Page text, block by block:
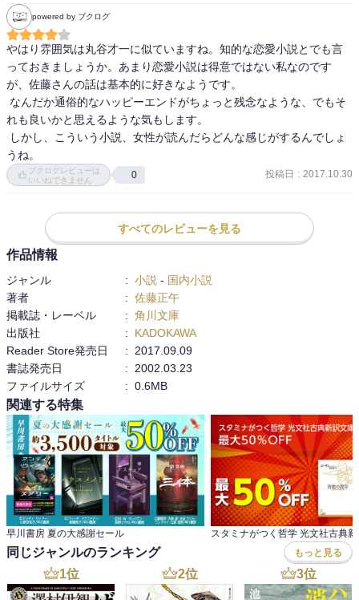
る。この「教授」なる人物は定職につかず、夜な夜な飲み歩いてい
る。「教授」と呼ばれているが、実際は教授ではなく、松井英彦が
一方的に慕っていて「教授」と呼んでいるのである。この主人公・
松井英彦と「教授」の一方的な師弟関係は夏目漱石の『こころ』の
「私」と「先生」の関係を彷彿とさせる。
powered by ブクログ
やはり雰囲気は丸谷才一に似ていますね。知的な恋愛小説とでも言
っておきましょうか。あまり恋愛小説は得意ではない私なのです
が、佐藤さんの話は基本的に好きなようです。
れも良いかと思えるような気もします。
ブクログレビューは
いいねできません
0 投稿日 : 2017.10.30
すべてのレビューを見る
作品情報
ジャンル : 小説 - 国内小説
著者
: 佐藤正午
掲載誌・レーベル
: 角川文庫
出版社
:
KADOKAWA
Reader Store発売日
:
2017.09.09
書誌発売日
:
2002.03.23
ファイルサイズ
: 0.6MB
関連する特集
早川書房 夏の大感謝セール
同じジャンルのランキング もっと見る
1位 2位 3位